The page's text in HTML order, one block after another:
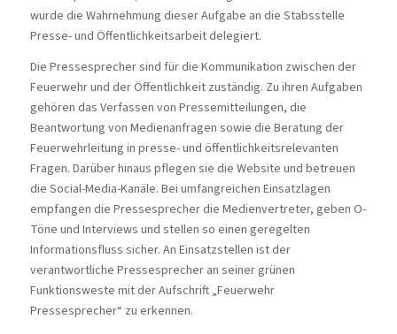
wurde die Wahrnehmung dieser Aufgabe an die Stabsstelle
Presse- und Öffentlichkeitsarbeit delegiert.
Die Pressesprecher sind für die Kommunikation zwischen der
Feuerwehr und der Öffentlichkeit zuständig. Zu ihren Aufgaben
gehören das Verfassen von Pressemitteilungen, die
Beantwortung von Medienanfragen sowie die Beratung der
Feuerwehrleitung in presse- und öffentlichkeitsrelevanten
Fragen. Darüber hinaus pflegen sie die Website und betreuen
die Social-Media-Kanäle. Bei umfangreichen Einsatzlagen
empfangen die Pressesprecher die Medienvertreter, geben O-
Töne und Interviews und stellen so einen geregelten
Informationsfluss sicher. An Einsatzstellen ist der
verantwortliche Pressesprecher an seiner grünen
Funktionsweste mit der Aufschrift „Feuerwehr
Pressesprecher“ zu erkennen.